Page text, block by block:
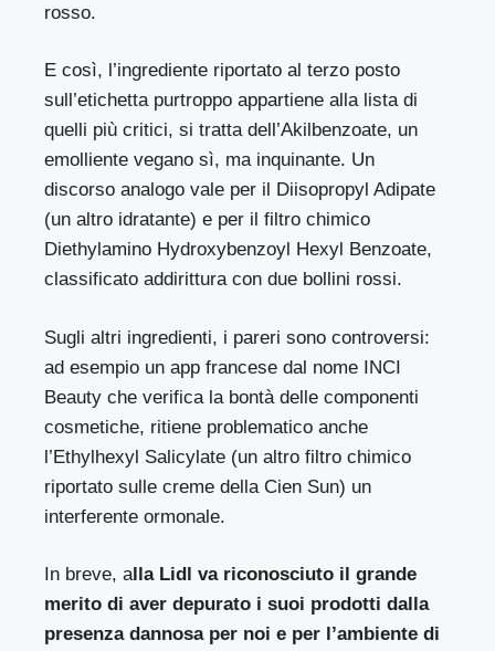
rosso.
E così, l’ingrediente riportato al terzo posto
sull’etichetta purtroppo appartiene alla lista di
quelli più critici, si tratta dell’Akilbenzoate, un
emolliente vegano sì, ma inquinante. Un
discorso analogo vale per il Diisopropyl Adipate
(un altro idratante) e per il filtro chimico
Diethylamino Hydroxybenzoyl Hexyl Benzoate,
classificato addirittura con due bollini rossi.
Sugli altri ingredienti, i pareri sono controversi:
ad esempio un app francese dal nome INCI
Beauty che verifica la bontà delle componenti
cosmetiche, ritiene problematico anche
l’Ethylhexyl Salicylate (un altro filtro chimico
riportato sulle creme della Cien Sun) un
interferente ormonale.
In breve, alla Lidl va riconosciuto il grande
merito di aver depurato i suoi prodotti dalla
presenza dannosa per noi e per l’ambiente di